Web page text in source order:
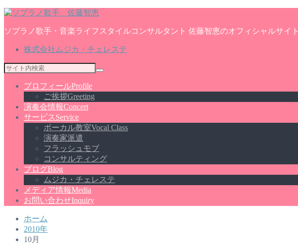
ソプラノ歌手・音楽ライフスタイルコンサルタント 佐藤智恵のオフィシャルサイト
株式会社ムジカ・チェレステ
プロフィールProfile
ご挨拶Greeting
演奏会情報Concert
サービス Service
ボーカル教室Vocal Class
演奏家派遣
フラッシュモブ
コンサルティング
ブログBlog
ムジカ・チェレステ
メディア情報Media
お問い合わせInquiry
ホーム
2010年
10月